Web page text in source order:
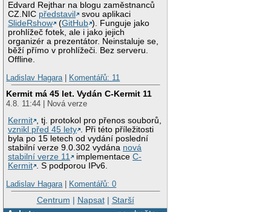
Edvard Rejthar na blogu zaměstnanců
CZ.NIC představil
svou aplikaci
SlideRshow
(GitHub ). Funguje jako
prohlížeč fotek, ale i jako jejich
organizér a prezentátor. Neinstaluje se,
běží přímo v prohlížeči. Bez serveru.
Offline.
Ladislav Hagara| Komentářů: 11
Kermit má 45 let. Vydán C-Kermit 11
4.8. 11:44 | Nová verze
Kermit , tj. protokol pro přenos souborů,
vznikl před 45 lety . Při této příležitosti
byla po 15 letech od vydání poslední
stabilní verze 9.0.302 vydána nová
stabilní verze 11
implementaceC-
Kermit . S podporou IPv6.
Ladislav Hagara| Komentářů: 0
Centrum | Napsat| Starší